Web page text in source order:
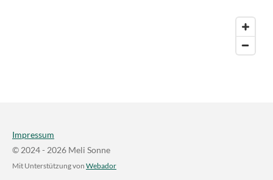
Impressum
© 2024 - 2026 Meli Sonne
Mit Unterstützung von Webador